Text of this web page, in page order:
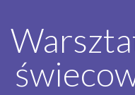
O nas
Opinie